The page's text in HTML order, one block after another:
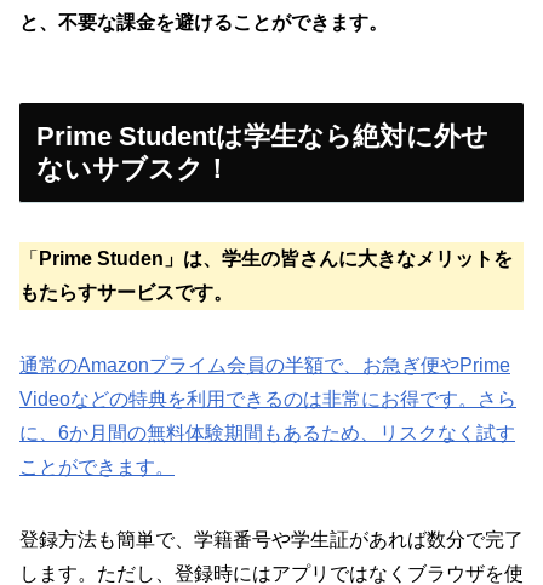
と、不要な課金を避けることができます。
Prime Studentは学生なら絶対に外せ
ないサブスク！
「 Prime Studen」は、学生の皆さんに大きなメリットを
もたらすサービスです。
通常のAmazonプライム会員の半額で、お急ぎ便やPrime
Videoなどの特典を利用できるのは非常にお得です。さら
に、6か月間の無料体験期間もあるため、リスクなく試す
ことができます。
登録方法も簡単で、学籍番号や学生証があれば数分で完了
します。ただし、登録時にはアプリではなくブラウザを使